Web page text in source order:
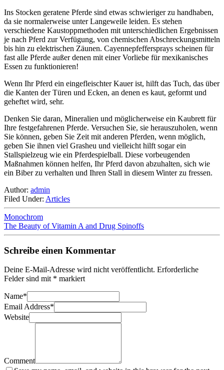
Ins Stocken geratene Pferde sind etwas schwieriger zu handhaben,
da sie normalerweise unter Langeweile leiden. Es stehen
verschiedene Kaustoppmethoden mit unterschiedlichen Ergebnissen
je nach Pferd zur Verfügung, von chemischen Abschreckungsmitteln
bis hin zu elektrischen Zäunen. Cayennepfeffersprays scheinen für
fast alle Pferde außer denen mit einer Vorliebe für mexikanisches
Essen zu funktionieren!
Wenn Ihr Pferd ein eingefleischter Kauer ist, hilft das Tuch, das über
die Kanten der Türen und Ecken, an denen es kaut, geformt und
geheftet wird, sehr.
Denken Sie daran, Mineralien und möglicherweise ein Kaubrett für
Ihre festgefahrenen Pferde. Versuchen Sie, sie herauszuholen, wenn
Sie können, geben Sie Zeit mit anderen Pferden, wenn möglich,
geben Sie ihnen viel Grasheu und vielleicht hilft sogar ein
Stallspielzeug wie ein Pferdespielball. Diese vorbeugenden
Maßnahmen können helfen, Ihr Pferd davon abzuhalten, sich wie
ein Biber zu verhalten und Ihren Stall in diesem Winter zu fressen.
Author: admin
Filed Under: Articles
Monochrom
The Beauty of Vitamin A and Drug Spinoffs
Schreibe einen Kommentar
Deine E-Mail-Adresse wird nicht veröffentlicht. Erforderliche
Felder sind mit * markiert
Name*
Email Address*
Website
Comment